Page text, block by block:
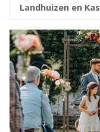
Landhuizen en